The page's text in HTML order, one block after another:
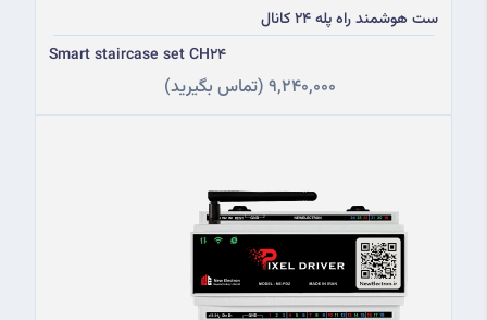
ست هوشمند راه پله 24 کانال
Smart staircase set CH24
9,240,000 (تماس بگیرید)